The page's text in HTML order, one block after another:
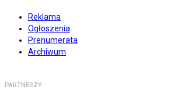
Reklama
Ogłoszenia
Prenumerata
Archiwum
PARTNERZY